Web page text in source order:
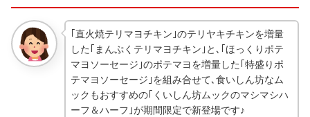
｢直火焼テリマヨチキン｣のテリヤキチキンを増量
した｢まんぷくテリマヨチキン｣と､｢ほっくりポテ
マヨソーセージ｣のポテマヨを増量した｢特盛りポ
テマヨソーセージ｣を組み合せて､食いしん坊なム
ックもおすすめの｢くいしん坊ムックのマシマシハ
ーフ＆ハーフ｣が期間限定で新登場です♪